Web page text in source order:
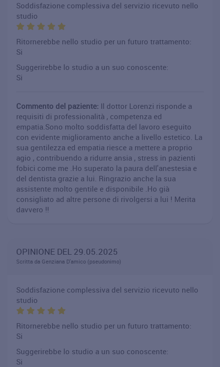
Soddisfazione complessiva del servizio ricevuto nello
studio
Ritornerebbe nello studio per un futuro trattamento:
Si
Suggerirebbe lo studio a un suo conoscente:
Si
Commento del paziente: Il dottor Lorenzi risponde a
requisiti di professionalità , competenza ed
empatia.Sono molto soddisfatta del lavoro eseguito
con evidente miglioramento anche a livello estetico. La
sua gentilezza ed empatia riesce a mettere a proprio
agio , contribuendo a ridurre ansia , stress in pazienti
fobici come me .Ho superato la paura dell'anestesia e
del dentista grazie a lui. Ringrazio anche la sua
assistente molto gentile e disponibile .Ho già
consigliato ad altre persone di rivolgersi a lui ! Merita
davvero !!
OPINIONE DEL 29.05.2025
Scritta da Genziana D'amico (pseudonimo)
Soddisfazione complessiva del servizio ricevuto nello
studio
Ritornerebbe nello studio per un futuro trattamento:
Si
Suggerirebbe lo studio a un suo conoscente:
Si